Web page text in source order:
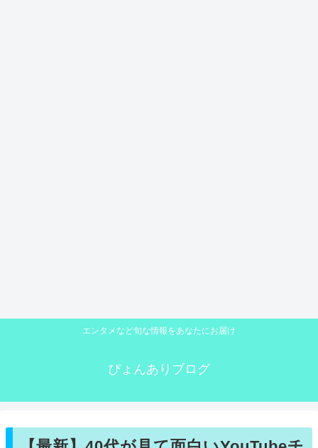
エンタメなど旬な情報をあなたにお届け
ぴょんありブログ